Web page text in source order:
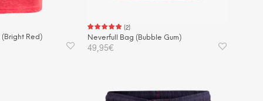
(Bright Red)
(2)
Neverfull Bag (Bubble Gum)
49,95€